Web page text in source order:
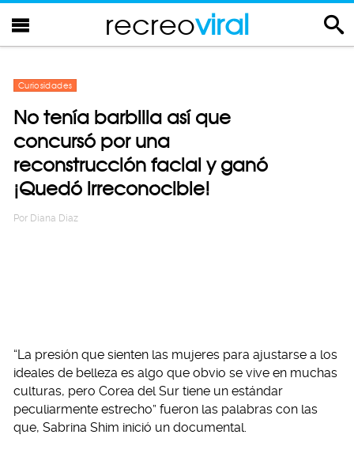
recreoviral
Curiosidades
No tenía barbilla así que
concursó por una
reconstrucción facial y ganó
¡Quedó irreconocible!
Por Diana Diaz
“La presión que sienten las mujeres para ajustarse a los
ideales de belleza es algo que obvio se vive en muchas
culturas, pero Corea del Sur tiene un estándar
peculiarmente estrecho” fueron las palabras con las
que, Sabrina Shim inició un documental.